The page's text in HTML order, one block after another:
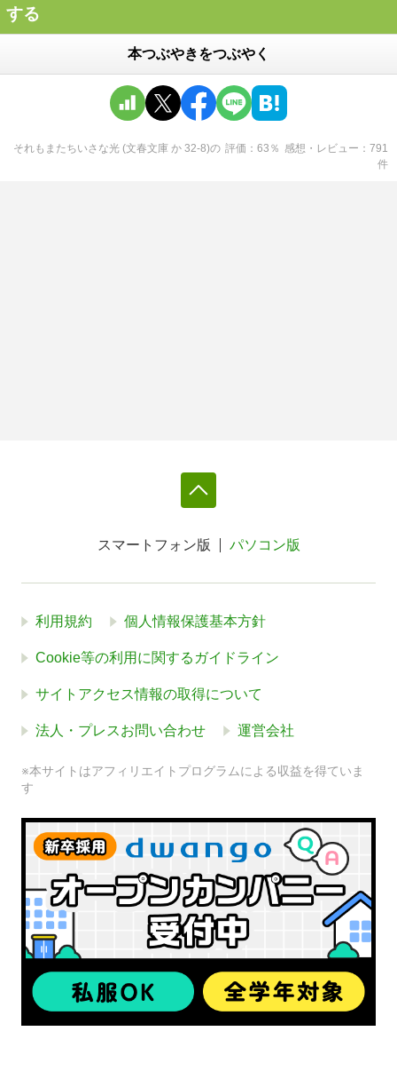
する
本つぶやきをつぶやく
それもまたちいさな光 (文春文庫 か 32-8)の 評価 63 ％ 感想・レビュー
791
件
スマートフォン版 パソコン版
利用規約 個人情報保護基本方針
Cookie等の利用に関するガイドライン
サイトアクセス情報の取得について
法人・プレスお問い合わせ 運営会社
※本サイトはアフィリエイトプログラムによる収益を得ていま
す